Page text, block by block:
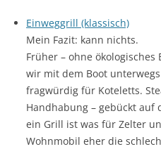
Einweggrill (klassisch)
Mein Fazit: kann nichts.
Früher – ohne
wir mit dem Boot
fragwürdig für Koteletts.
Handhabung – gebückt
ein Grill ist was für Zelter
Wohnmobil eher die